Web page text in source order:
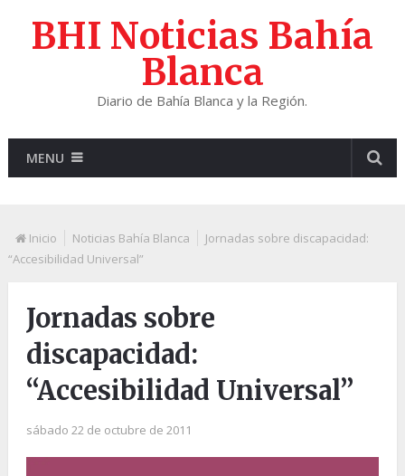
BHI Noticias Bahía
Blanca
Diario de Bahía Blanca y la Región.
MENU
Inicio Noticias Bahía Blanca
Jornadas sobre discapacidad:
“Accesibilidad Universal”
Jornadas sobre
discapacidad:
“Accesibilidad Universal”
sábado 22 de octubre de 2011